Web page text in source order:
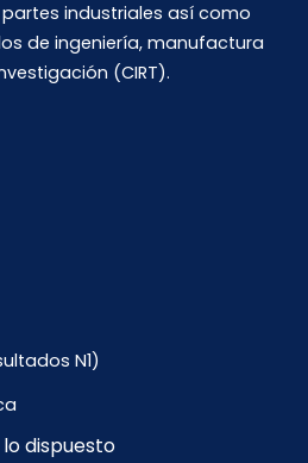
industriales así como
de ingeniería, manufactura
(CIRT).
N1)
dispuesto